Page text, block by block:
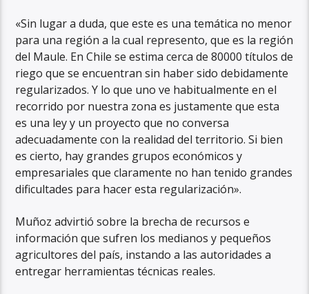
«Sin lugar a duda, que este es una temática no menor
para una región a la cual represento, que es la región
del Maule. En Chile se estima cerca de 80000 títulos de
riego que se encuentran sin haber sido debidamente
regularizados. Y lo que uno ve habitualmente en el
recorrido por nuestra zona es justamente que esta
es una ley y un proyecto que no conversa
adecuadamente con la realidad del territorio. Si bien
es cierto, hay grandes grupos económicos y
empresariales que claramente no han tenido grandes
dificultades para hacer esta regularización».
Muñoz advirtió sobre la brecha de recursos e
información que sufren los medianos y pequeños
agricultores del país, instando a las autoridades a
entregar herramientas técnicas reales.